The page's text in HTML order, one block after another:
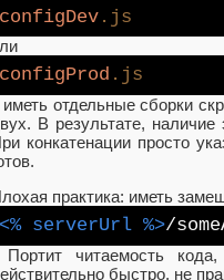
configDev .js
configProd .js
иметь отдельные сборки
В результате,
конкатенации просто
практика: иметь
<% serverUrl %>/
читаемость
быстро, не